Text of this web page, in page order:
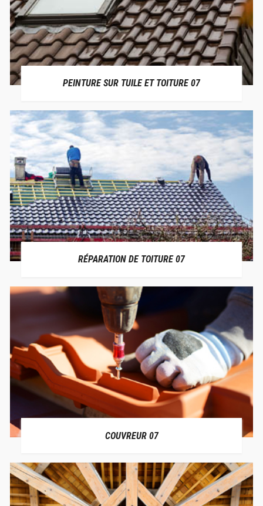
PEINTURE SUR TUILE ET TOITURE 07
RÉPARATION DE TOITURE 07
COUVREUR 07